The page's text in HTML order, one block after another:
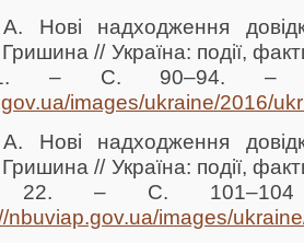
Нові надходження
// Україна: події,
С. 90–94. –
images/ukraine/2016/
Нові надходження
// Україна: події,
– С.
nbuviap.gov.ua/images/